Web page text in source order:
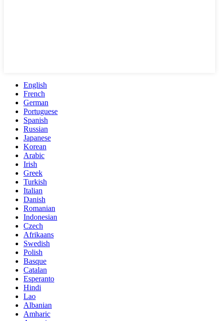
English
French
German
Portuguese
Spanish
Russian
Japanese
Korean
Arabic
Irish
Greek
Turkish
Italian
Danish
Romanian
Indonesian
Czech
Afrikaans
Swedish
Polish
Basque
Catalan
Esperanto
Hindi
Lao
Albanian
Amharic